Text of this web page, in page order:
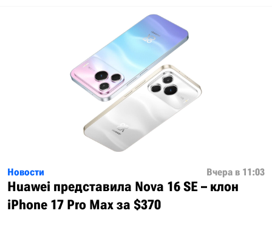
Новости Вчера в 11:03
Huawei представила Nova 16 SE – клон
iPhone 17 Pro Max за $370